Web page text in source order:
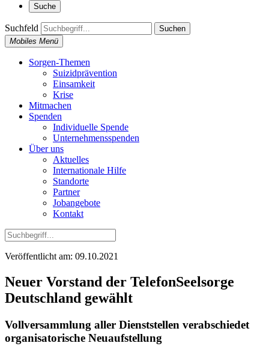
Suche
Suchfeld
Suchen
Mobiles Menü
Sorgen-Themen
Suizidprävention
Einsamkeit
Krise
Mitmachen
Spenden
Individuelle Spende
Unternehmensspenden
Über uns
Aktuelles
Internationale Hilfe
Standorte
Partner
Jobangebote
Kontakt
Veröffentlicht am: 09.10.2021
Neuer Vorstand der TelefonSeelsorge
Deutschland gewählt
Vollversammlung aller Dienststellen verabschiedet
organisatorische Neuaufstellung